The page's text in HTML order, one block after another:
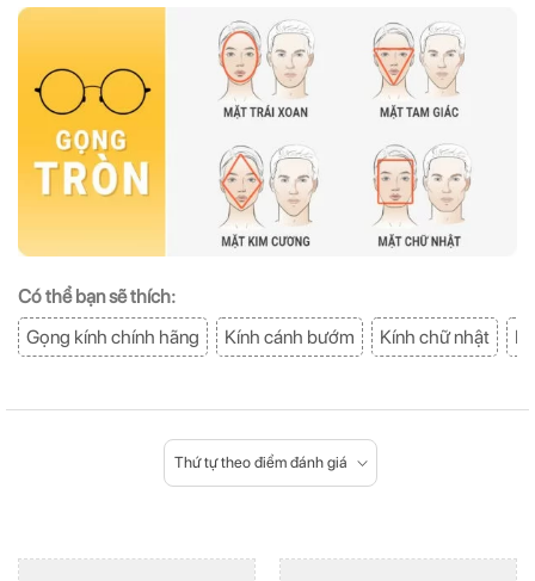
Có thể bạn sẽ thích:
Gọng kính chính hãng
Kính cánh bướm Kính chữ nhật
Thứ tự theo điểm đánh giá